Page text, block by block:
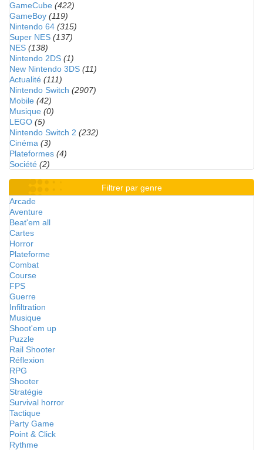
GameCube (422)
GameBoy (119)
Nintendo 64 (315)
Super NES (137)
NES (138)
Nintendo 2DS (1)
New Nintendo 3DS (11)
Actualité (111)
Nintendo Switch (2907)
Mobile (42)
Musique (0)
LEGO (5)
Nintendo Switch 2 (232)
Cinéma (3)
Plateformes (4)
Société (2)
Filtrer par genre
Arcade
Aventure
Beat'em all
Cartes
Horror
Plateforme
Combat
Course
FPS
Guerre
Infiltration
Musique
Shoot'em up
Puzzle
Rail Shooter
Réflexion
RPG
Shooter
Stratégie
Survival horror
Tactique
Party Game
Point & Click
Rythme